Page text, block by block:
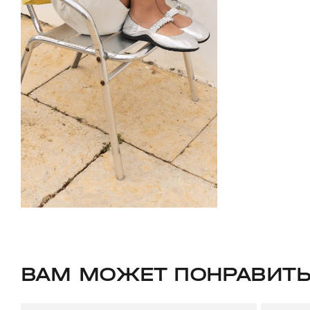
ВАМ МОЖЕТ